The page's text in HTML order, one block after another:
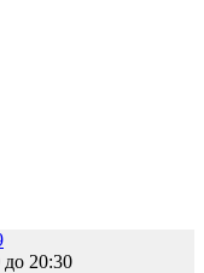
до 20:30